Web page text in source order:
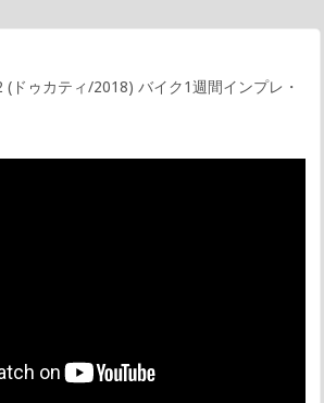
(ドゥカティ/2018) バイク1週間インプレ・